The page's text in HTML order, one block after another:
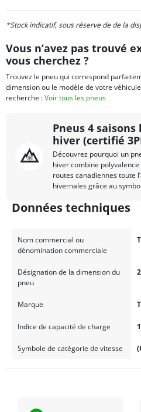
choix possible et ce, toujours en
*Stock indicatif, sous réserve de de la
Vous n’avez pas trouvé
vous cherchez ?
Trouvez le pneu qui correspond
dimension ou le modèle de votre
recherche :Voir tous les pneus
Pneus 4
hiver (certifié
Découvrez pourquoi un
hiver combine
routes canadiennes toute
hivernales grâce au
Données techniques
Nom commercial ou
dénomination commerciale
Désignation de la dimension du
pneu
Marque
Indice de capacité de charge
Symbole de catégorie de vitesse